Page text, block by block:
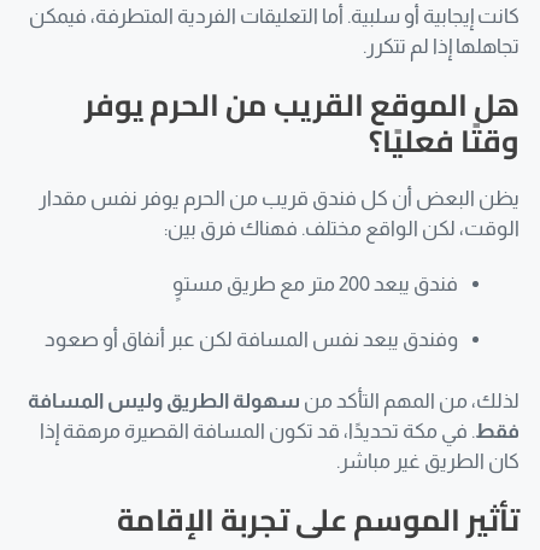
كانت إيجابية أو سلبية. أما التعليقات الفردية المتطرفة، فيمكن
تجاهلها إذا لم تتكرر.
هل الموقع القريب من الحرم يوفر
وقتًا فعليًا؟
يظن البعض أن كل فندق قريب من الحرم يوفر نفس مقدار
الوقت، لكن الواقع مختلف. فهناك فرق بين:
فندق يبعد 200 متر مع طريق مستوٍ
وفندق يبعد نفس المسافة لكن عبر أنفاق أو صعود
لذلك، من المهم التأكد من سهولة الطريق وليس المسافة
فقط. في مكة تحديدًا، قد تكون المسافة القصيرة مرهقة إذا
كان الطريق غير مباشر.
تأثير الموسم على تجربة الإقامة